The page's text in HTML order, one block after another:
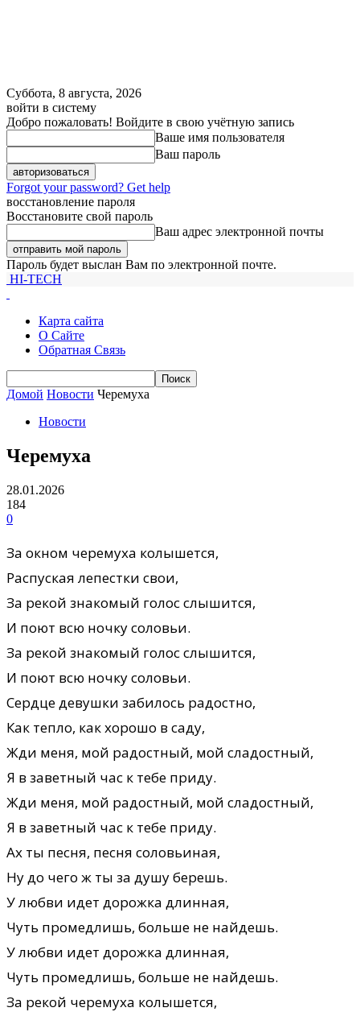
Суббота, 8 августа, 2026
войти в систему
Добро пожаловать! Войдите в свою учётную запись
Ваше имя пользователя
Ваш пароль
Forgot your password? Get help
восстановление пароля
Восстановите свой пароль
Ваш адрес электронной почты
Пароль будет выслан Вам по электронной почте.
HI-TECH
Карта сайта
О Сайте
Обратная Связь
Домой Новости Черемуха
Новости
Черемуха
28.01.2026
184
0
За окном черемуха колышется,
Распуская лепестки свои,
За рекой знакомый голос слышится,
И поют всю ночку соловьи.
За рекой знакомый голос слышится,
И поют всю ночку соловьи.
Сердце девушки забилось радостно,
Как тепло, как хорошо в саду,
Жди меня, мой радостный, мой сладостный,
Я в заветный час к тебе приду.
Жди меня, мой радостный, мой сладостный,
Я в заветный час к тебе приду.
Ах ты песня, песня соловьиная,
Ну до чего ж ты за душу берешь.
У любви идет дорожка длинная,
Чуть промедлишь, больше не найдешь.
У любви идет дорожка длинная,
Чуть промедлишь, больше не найдешь.
За рекой черемуха колышется,